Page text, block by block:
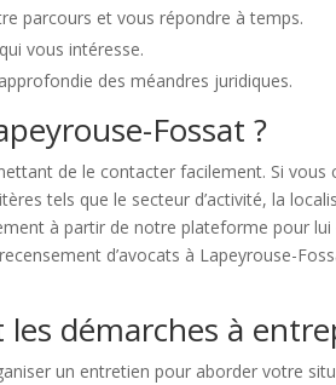
parcours et vous répondre à temps.
vous intéresse.
des méandres juridiques.
Fossat ?
de le contacter facilement. Si
tels que le secteur d’activité, la
à partir de notre plateforme pour
d’avocats à Lapeyrouse-
démarches à
un entretien pour aborder votre